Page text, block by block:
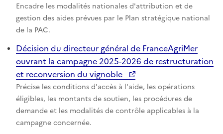
Encadre les modalités nationales d'attribution et de
gestion des aides prévues par le Plan stratégique national
de la PAC.
Décision du directeur général de FranceAgriMer
ouvrant la campagne 2025-2026 de restructuration
et reconversion du vignoble
Précise les conditions d'accès à l'aide, les opérations
éligibles, les montants de soutien, les procédures de
demande et les modalités de contrôle applicables à la
campagne concernée.